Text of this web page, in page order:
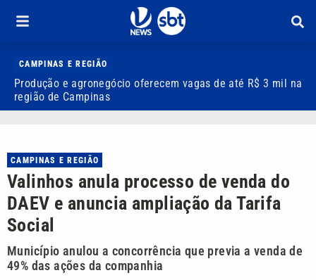
CAMPINAS E REGIÃO
Produção e agronegócio oferecem vagas de até R$ 3 mil na
região de Campinas
CAMPINAS E REGIÃO
Valinhos anula processo de venda do
DAEV e anuncia ampliação da Tarifa
Social
Município anulou a concorrência que previa a venda de
49% das ações da companhia